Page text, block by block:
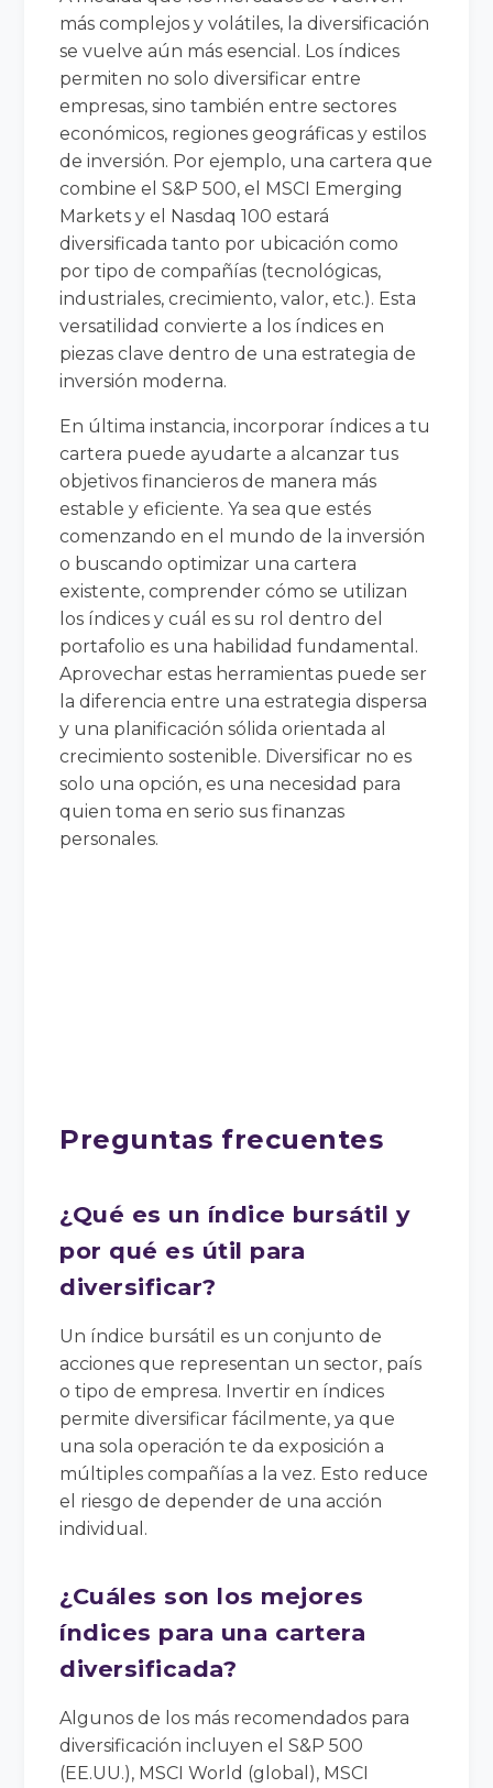
más complejos y volátiles, la diversificación
se vuelve aún más esencial. Los índices
permiten no solo diversificar entre
empresas, sino también entre sectores
económicos, regiones geográficas y estilos
de inversión. Por ejemplo, una cartera que
combine el S&P 500, el MSCI Emerging
Markets y el Nasdaq 100 estará
diversificada tanto por ubicación como
por tipo de compañías (tecnológicas,
industriales, crecimiento, valor, etc.). Esta
versatilidad convierte a los índices en
piezas clave dentro de una estrategia de
inversión moderna.
En última instancia, incorporar índices a tu
cartera puede ayudarte a alcanzar tus
objetivos financieros de manera más
estable y eficiente. Ya sea que estés
comenzando en el mundo de la inversión
o buscando optimizar una cartera
existente, comprender cómo se utilizan
los índices y cuál es su rol dentro del
portafolio es una habilidad fundamental.
Aprovechar estas herramientas puede ser
la diferencia entre una estrategia dispersa
y una planificación sólida orientada al
crecimiento sostenible. Diversificar no es
solo una opción, es una necesidad para
quien toma en serio sus finanzas
personales.
Preguntas frecuentes
¿Qué es un índice bursátil y
por qué es útil para
diversificar?
Un índice bursátil es un conjunto de
acciones que representan un sector, país
o tipo de empresa. Invertir en índices
permite diversificar fácilmente, ya que
una sola operación te da exposición a
múltiples compañías a la vez. Esto reduce
el riesgo de depender de una acción
individual.
¿Cuáles son los mejores
índices para una cartera
diversificada?
Algunos de los más recomendados para
diversificación incluyen el S&P 500
(EE.UU.), MSCI World (global), MSCI